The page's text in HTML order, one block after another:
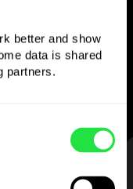
better and show
data is shared
partners.